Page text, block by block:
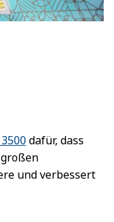
dafür, dass
und verbessert